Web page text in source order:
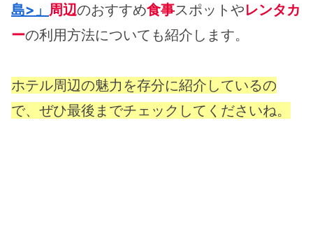
島>」 周辺のおすすめ食事スポットやレンタカ
ーの利用方法についても紹介します。
ホテル周辺の魅力を存分に紹介しているの
で、ぜひ最後までチェックしてくださいね。